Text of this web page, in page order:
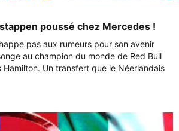
poussé chez Mercedes !
pas aux rumeurs pour son avenir
au champion du monde de Red Bull
Hamilton. Un transfert que le Néerlandais